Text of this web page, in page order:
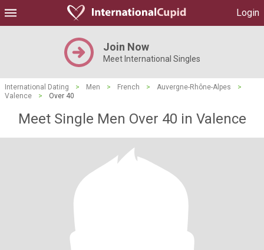
Login
Join Now
Meet International Singles
International Dating > Men > French > Auvergne-Rhône-Alpes
>
Valence
> Over 40
Meet Single Men Over 40 in Valence